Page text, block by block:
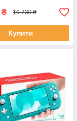
₴ 19 730 ₴
Купити